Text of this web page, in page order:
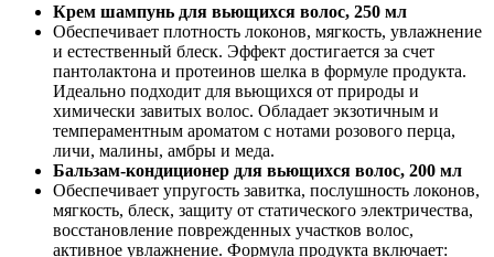
Крем шампунь для вьющихся волос, 250 мл
Обеспечивает плотность локонов, мягкость, увлажнение
и естественный блеск. Эффект достигается за счет
пантолактона и протеинов шелка в формуле продукта.
Идеально подходит для вьющихся от природы и
химически завитых волос. Обладает экзотичным и
темпераментным ароматом с нотами розового перца,
личи, малины, амбры и меда.
Бальзам-кондиционер для вьющихся волос, 200 мл
Обеспечивает упругость завитка, послушность локонов,
мягкость, блеск, защиту от статического электричества,
восстановление поврежденных участков волос,
активное увлажнение. Формула продукта включает: